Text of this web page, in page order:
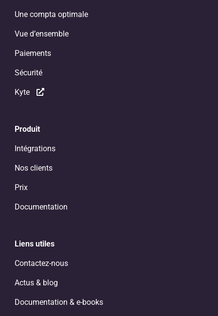
Une compta optimale
Vue d’ensemble
Paiements
Sécurité
Kyte
Produit
Intégrations
Nos clients
Prix
Documentation
Liens utiles
Contactez-nous
Actus & blog
Documentation & e-books